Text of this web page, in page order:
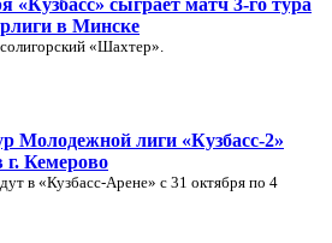
«Кузбасс» сыграет матч 3-го тура
в Минске
«Шахтер».
Молодежной лиги «Кузбасс-2»
г. Кемерово
в «Кузбасс-Арене» с 31 октября по 4